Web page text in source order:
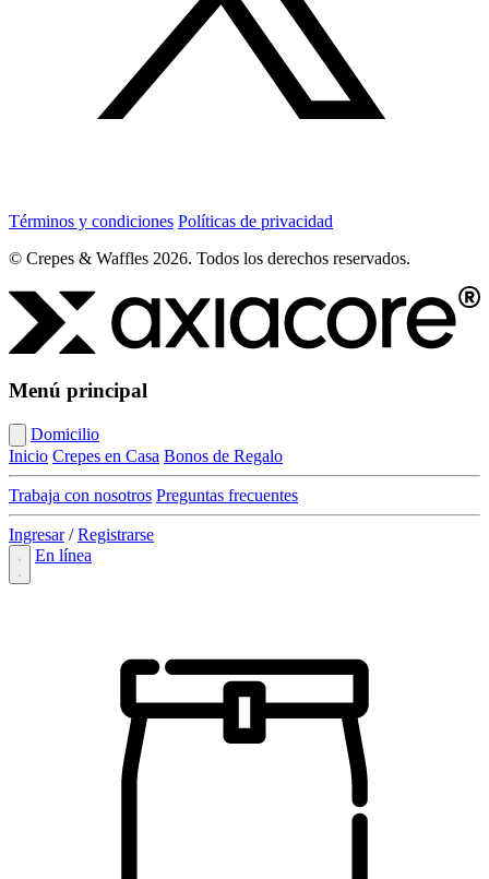
Términos y condiciones Políticas de privacidad
© Crepes & Waffles 2026. Todos los derechos reservados.
Menú principal
Domicilio
Inicio Crepes en Casa Bonos de Regalo
Trabaja con nosotros Preguntas frecuentes
Ingresar/Registrarse
En línea